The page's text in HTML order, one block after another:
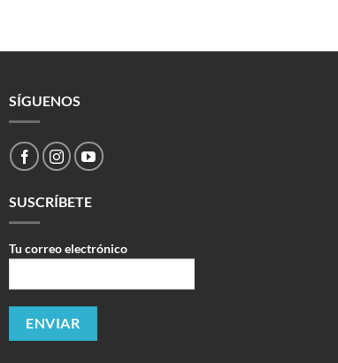
SÍGUENOS
SUSCRÍBETE
Tu correo electrónico